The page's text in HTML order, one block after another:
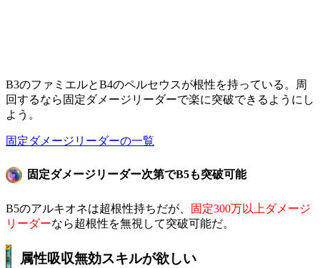
B3のファミエルとB4のペルセウスが根性を持っている。周
回するなら固定ダメージリーダーで楽に突破できるようにし
よう。
固定ダメージリーダーの一覧
固定ダメージリーダー次第でB5も突破可能
B5のアルキオネは超根性持ちだが、
固定300万以上ダメージ
リーダーなら超根性を無視して突破可能だ。
属性吸収無効スキルが欲しい